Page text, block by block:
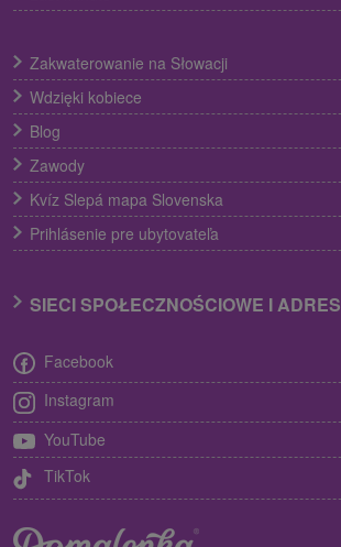
Zakwaterowanie na Słowacji
Wdzięki kobiece
Blog
Zawody
Kvíz Slepá mapa Slovenska
Prihlásenie pre ubytovateľa
SIECI SPOŁECZNOŚCIOWE I ADRES
Facebook
Instagram
YouTube
TikTok